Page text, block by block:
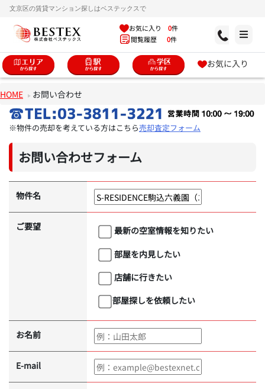
文京区の賃貸マンション探しはベステックスで
お気に入り 0件
閲覧履歴 0件
お気に入り
HOME お問い合わせ
※物件の売却を考えている方はこちら売却査定フォーム
お問い合わせフォーム
物件名
ご要望
最新の空室情報を知りたい
部屋を内見したい
店舗に行きたい
部屋探しを依頼したい
お名前
E-mail